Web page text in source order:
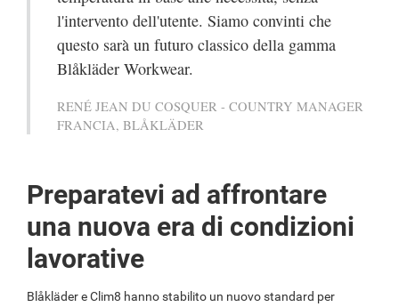
l'intervento dell'utente. Siamo convinti che
questo sarà un futuro classico della gamma
Blåkläder Workwear.
RENÉ JEAN DU COSQUER - COUNTRY MANAGER
FRANCIA, BLÅKLÄDER
Preparatevi ad affrontare
una nuova era di condizioni
lavorative
Blåkläder e Clim8 hanno stabilito un nuovo standard per